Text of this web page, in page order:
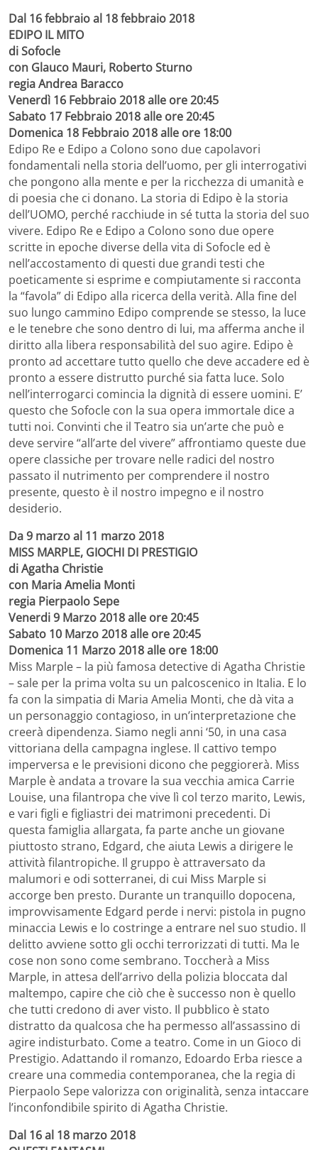
Dal 16 febbraio al 18 febbraio 2018
EDIPO IL MITO
di Sofocle
con Glauco Mauri, Roberto Sturno
regia Andrea Baracco
Venerdì 16 Febbraio 2018 alle ore 20:45
Sabato 17 Febbraio 2018 alle ore 20:45
Domenica 18 Febbraio 2018 alle ore 18:00
Edipo Re e Edipo a Colono sono due capolavori
fondamentali nella storia dell’uomo, per gli interrogativi
che pongono alla mente e per la ricchezza di umanità e
di poesia che ci donano. La storia di Edipo è la storia
dell’UOMO, perché racchiude in sé tutta la storia del suo
vivere. Edipo Re e Edipo a Colono sono due opere
scritte in epoche diverse della vita di Sofocle ed è
nell’accostamento di questi due grandi testi che
poeticamente si esprime e compiutamente si racconta
la “favola” di Edipo alla ricerca della verità. Alla fine del
suo lungo cammino Edipo comprende se stesso, la luce
e le tenebre che sono dentro di lui, ma afferma anche il
diritto alla libera responsabilità del suo agire. Edipo è
pronto ad accettare tutto quello che deve accadere ed è
pronto a essere distrutto purché sia fatta luce. Solo
nell’interrogarci comincia la dignità di essere uomini. E’
questo che Sofocle con la sua opera immortale dice a
tutti noi. Convinti che il Teatro sia un’arte che può e
deve servire “all’arte del vivere” affrontiamo queste due
opere classiche per trovare nelle radici del nostro
passato il nutrimento per comprendere il nostro
presente, questo è il nostro impegno e il nostro
desiderio.
Da 9 marzo al 11 marzo 2018
MISS MARPLE, GIOCHI DI PRESTIGIO
di Agatha Christie
con Maria Amelia Monti
regia Pierpaolo Sepe
Venerdi 9 Marzo 2018 alle ore 20:45
Sabato 10 Marzo 2018 alle ore 20:45
Domenica 11 Marzo 2018 alle ore 18:00
Miss Marple – la più famosa detective di Agatha Christie
– sale per la prima volta su un palcoscenico in Italia. E lo
fa con la simpatia di Maria Amelia Monti, che dà vita a
un personaggio contagioso, in un’interpretazione che
creerà dipendenza. Siamo negli anni ‘50, in una casa
vittoriana della campagna inglese. Il cattivo tempo
imperversa e le previsioni dicono che peggiorerà. Miss
Marple è andata a trovare la sua vecchia amica Carrie
Louise, una filantropa che vive lì col terzo marito, Lewis,
e vari figli e figliastri dei matrimoni precedenti. Di
questa famiglia allargata, fa parte anche un giovane
piuttosto strano, Edgard, che aiuta Lewis a dirigere le
attività filantropiche. Il gruppo è attraversato da
malumori e odi sotterranei, di cui Miss Marple si
accorge ben presto. Durante un tranquillo dopocena,
improvvisamente Edgard perde i nervi: pistola in pugno
minaccia Lewis e lo costringe a entrare nel suo studio. Il
delitto avviene sotto gli occhi terrorizzati di tutti. Ma le
cose non sono come sembrano. Toccherà a Miss
Marple, in attesa dell’arrivo della polizia bloccata dal
maltempo, capire che ciò che è successo non è quello
che tutti credono di aver visto. Il pubblico è stato
distratto da qualcosa che ha permesso all’assassino di
agire indisturbato. Come a teatro. Come in un Gioco di
Prestigio. Adattando il romanzo, Edoardo Erba riesce a
creare una commedia contemporanea, che la regia di
Pierpaolo Sepe valorizza con originalità, senza intaccare
l’inconfondibile spirito di Agatha Christie.
Dal 16 al 18 marzo 2018